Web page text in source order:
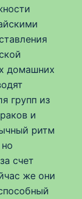
домашних
групп из
и
ритм
счет
же они